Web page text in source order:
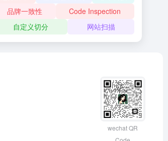
品牌一致性
Code Inspection
自定义切分
网站扫描
wechat QR